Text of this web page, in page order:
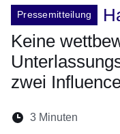
Pressemitteilung
Keine
zwei
Lesedauer:
3 Minuten